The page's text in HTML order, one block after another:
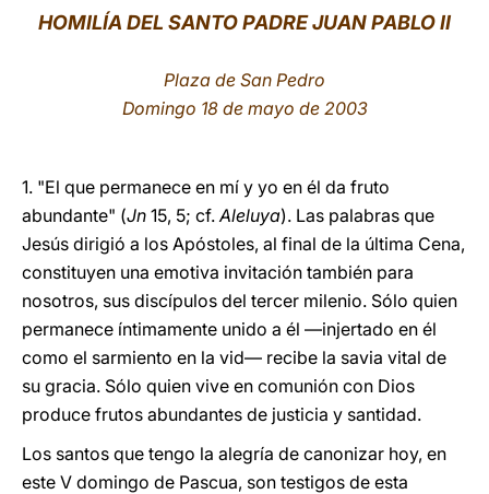
中文
HOMILÍA DEL SANTO PADRE JUAN PABLO II
Plaza de San Pedro
Domingo 18 de mayo de 2003
1. "El que permanece en mí y yo en él da fruto
abundante" (Jn 15, 5; cf.Aleluya). Las palabras que
Jesús dirigió a los Apóstoles, al final de la última Cena,
constituyen una emotiva invitación también para
nosotros, sus discípulos del tercer milenio. Sólo quien
permanece íntimamente unido a él —injertado en él
como el sarmiento en la vid— recibe la savia vital de
su gracia. Sólo quien vive en comunión con Dios
produce frutos abundantes de justicia y santidad.
Los santos que tengo la alegría de canonizar hoy, en
este V domingo de Pascua, son testigos de esta